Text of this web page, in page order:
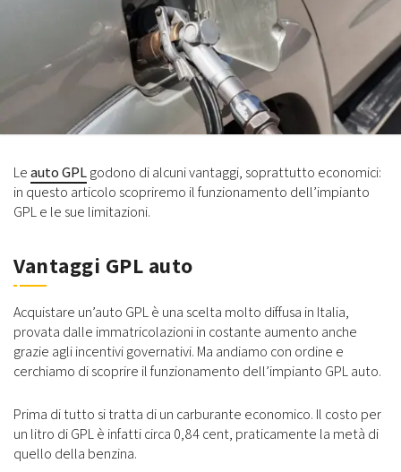
Leauto GPLgodono di alcuni vantaggi, soprattutto economici:
in questo articolo scopriremo il funzionamento dell’impianto
GPL e le sue limitazioni.
Vantaggi GPL auto
Acquistare un’auto GPL è una scelta molto diffusa in Italia,
provata dalle immatricolazioni in costante aumento anche
grazie agli incentivi governativi. Ma andiamo con ordine e
cerchiamo di scoprire il funzionamento dell’impianto GPL auto.
Prima di tutto si tratta di un carburante economico. Il costo per
un litro di GPL è infatti circa 0,84 cent, praticamente la metà di
quello della benzina.